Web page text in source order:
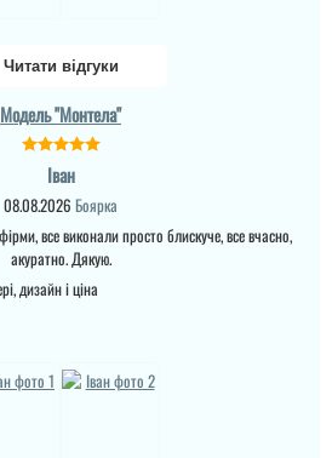
Читати відгуки
Модель "Монтела"
Іван
08.08.2026 Боярка
все виконали просто блискуче, все вчасно,
акуратно. Дякую.
дизайн і ціна